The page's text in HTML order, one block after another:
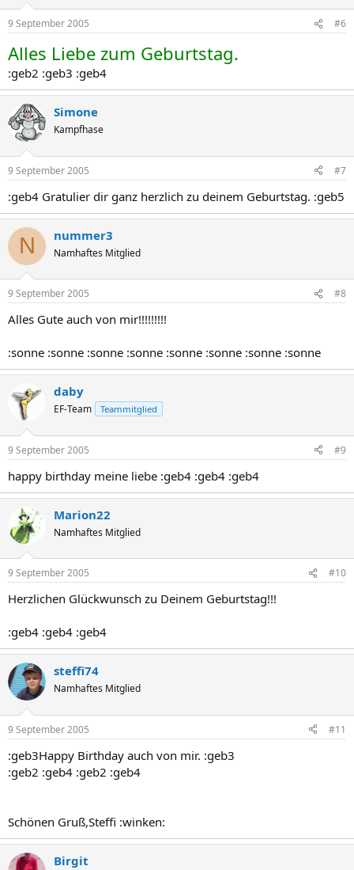
9 September 2005 #6
Alles Liebe zum Geburtstag.
:geb2 :geb3 :geb4
Simone
Kampfhase
9 September 2005 #7
:geb4 Gratulier dir ganz herzlich zu deinem Geburtstag. :geb5
N nummer3
Namhaftes Mitglied
9 September 2005 #8
Alles Gute auch von mir!!!!!!!!!
:sonne :sonne :sonne :sonne :sonne :sonne :sonne :sonne
daby
EF-Team Teammitglied
9 September 2005 #9
happy birthday meine liebe :geb4 :geb4 :geb4
Marion22
Namhaftes Mitglied
9 September 2005 #10
Herzlichen Glückwunsch zu Deinem Geburtstag!!!
:geb4 :geb4 :geb4
steffi74
Namhaftes Mitglied
9 September 2005 #11
:geb3Happy Birthday auch von mir. :geb3
:geb2 :geb4 :geb2 :geb4
Schönen Gruß,Steffi :winken:
Birgit